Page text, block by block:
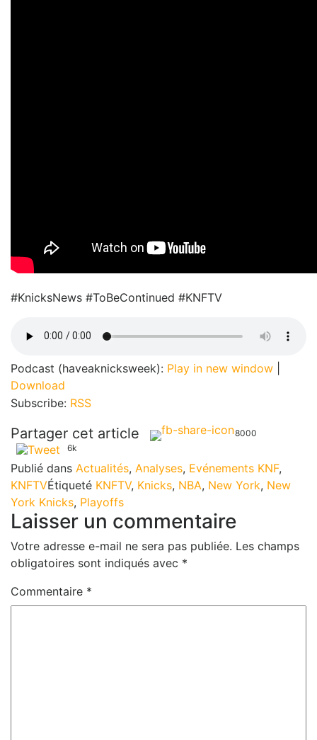
#KnicksNews #ToBeContinued #KNFTV
Podcast (haveaknicksweek): Play in new window
Download
Subscribe: RSS
Partager cet article
8000
6k
Publié dans Actualités, Analyses, Evénements KNF,
KNFTVÉtiqueté KNFTV, Knicks, NBA, New York, New
York Knicks, Playoffs
Laisser un commentaire
Votre adresse e-mail ne sera pas publiée. Les champs
obligatoires sont indiqués avec *
Commentaire *